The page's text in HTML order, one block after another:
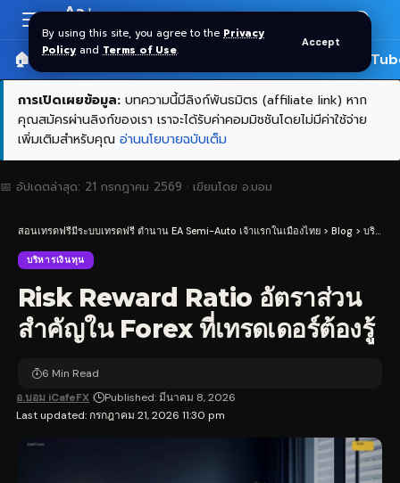
By using this site, you agree to the Privacy
Policy and Terms of Use.
Accept
Resizer
Aa
🏠 หน้าแรก ราคาทอง SPDR 🎬
การเปิดเผยข้อมูล: บทความนี้มีลิงก์พันธมิตร (affiliate link) หาก
คุณสมัครผ่านลิงก์ของเรา เราจะได้รับค่าคอมมิชชันโดยไม่มีค่าใช้จ่าย
เพิ่มเติมสำหรับคุณ อ่านนโยบายฉบับเต็ม
📅 อัปเดตล่าสุด: 21 กรกฎาคม 2569 · เขียนโดย อ.บอม
สอนเทรดฟรีมีระบบเทรดฟรี ตำนาน EA Semi-Auto เจ้าแรกในเมืองไทย > Blog > บริหารเงินทุน
บริหารเงินทุน
Risk Reward Ratio อัตราส่วน
สำคัญใน Forex ที่เทรดเดอร์ต้องรู้
Last updated: กรกฎาคม 21, 2026 11:30 pm
อ.บอม iCafeFX Published: มีนาคม 8, 2026
6 Min Read